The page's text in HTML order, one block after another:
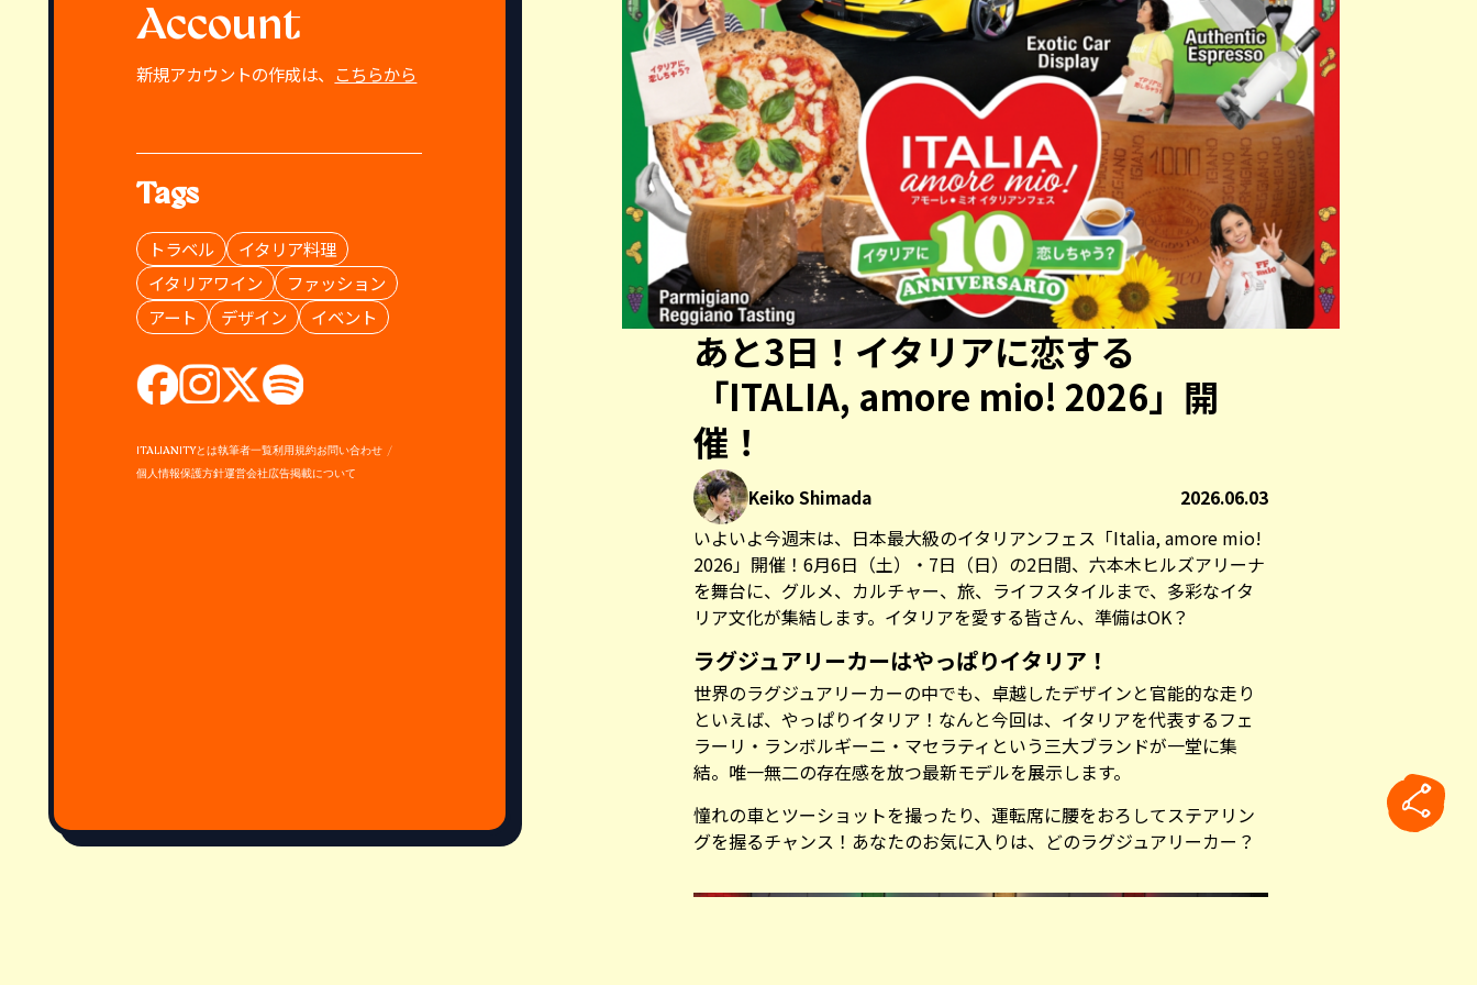
Account
新規アカウントの作成は、 こちらから
Tags
トラベル
イタリア料理
イタリアワイン
ファッション
アート
デザイン イベント
ITALIANITYとは執筆者一覧利用規約お問い合わせ
個人情報保護方針運営会社広告掲載について
あと3日！イタリアに恋する
「ITALIA, amore mio! 2026」開
催！
Keiko Shimada 2026.06.03
いよいよ今週末は、日本最大級のイタリアンフェス「Italia, amore mio!
2026」開催！6月6日（土）・7日（日）の2日間、六本木ヒルズアリーナ
を舞台に、グルメ、カルチャー、旅、ライフスタイルまで、多彩なイタ
リア文化が集結します。イタリアを愛する皆さん、準備はOK？
ラグジュアリーカーはやっぱりイタリア！
世界のラグジュアリーカーの中でも、卓越したデザインと官能的な走り
といえば、やっぱりイタリア！なんと今回は、イタリアを代表するフェ
ラーリ・ランボルギーニ・マセラティという三大ブランドが一堂に集
結。唯一無二の存在感を放つ最新モデルを展示します。
憧れの車とツーショットを撮ったり、運転席に腰をおろしてステアリン
グを握るチャンス！あなたのお気に入りは、どのラグジュアリーカー？